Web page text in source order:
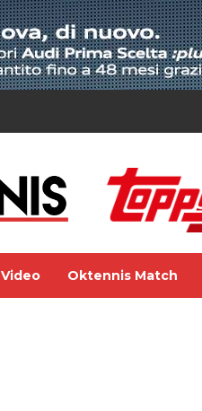
Video Oktennis Match